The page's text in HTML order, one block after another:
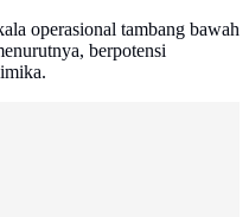
operasional tambang bawah
berpotensi